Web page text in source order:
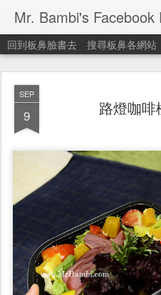
Mr. Bambi's Facebook
回到板鼻臉書去 搜尋板鼻各網站
SEP
9 路燈咖